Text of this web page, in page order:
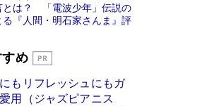
とは？ 「電波少年」伝説の
『人間・明石家さんま』評
46巻がベストセラー1
は「宇宙で描かれたマ
Bang
め
もリフレッシュにもガ
用（ジャズピアニス